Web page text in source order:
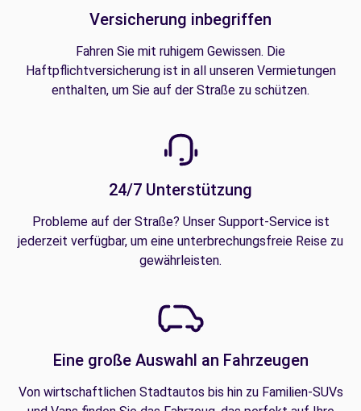
Versicherung inbegriffen
Fahren Sie mit ruhigem Gewissen. Die
Haftpflichtversicherung ist in all unseren Vermietungen
enthalten, um Sie auf der Straße zu schützen.
24/7 Unterstützung
Probleme auf der Straße? Unser Support-Service ist
jederzeit verfügbar, um eine unterbrechungsfreie Reise zu
gewährleisten.
Eine große Auswahl an Fahrzeugen
Von wirtschaftlichen Stadtautos bis hin zu Familien-SUVs